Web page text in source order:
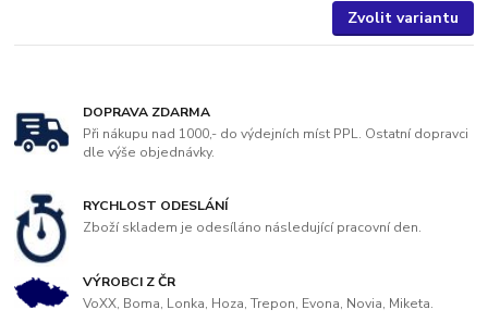
Zvolit variantu
DOPRAVA ZDARMA
Při nákupu nad 1000,- do výdejních míst PPL. Ostatní dopravci
dle výše objednávky.
RYCHLOST ODESLÁNÍ
Zboží skladem je odesíláno následující pracovní den.
VÝROBCI Z ČR
VoXX, Boma, Lonka, Hoza, Trepon, Evona, Novia, Miketa.